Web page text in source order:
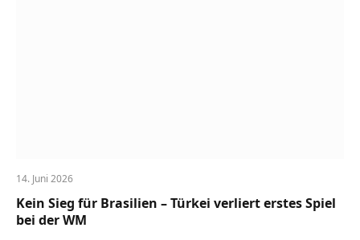
14. Juni 2026
Kein Sieg für Brasilien – Türkei verliert erstes Spiel
bei der WM